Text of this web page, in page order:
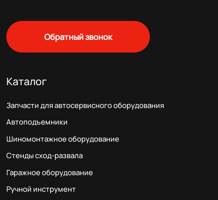
Обратный звонок
Каталог
Запчасти для автосервисного оборудования
Автоподъемники
Шиномонтажное оборудование
Стенды сход-развала
Гаражное оборудование
Ручной инструмент